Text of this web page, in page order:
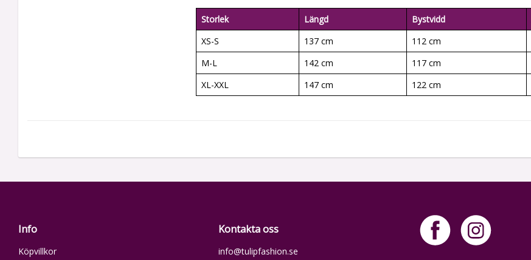
Storlek Längd Bystvidd
XS-S
137 cm 112 cm
M-L
142 cm 117 cm
XL-XXL
147 cm 122 cm
Info
Köpvillkor
Kontakta oss
info@tulipfashion.se